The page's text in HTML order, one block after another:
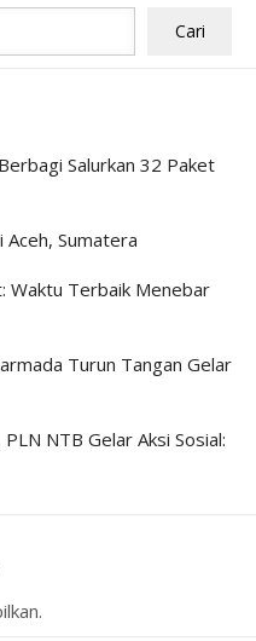
Cari
Salurkan 32 Paket
Aceh, Sumatera
Waktu Terbaik Menebar
Turun Tangan Gelar
NTB Gelar Aksi Sosial: